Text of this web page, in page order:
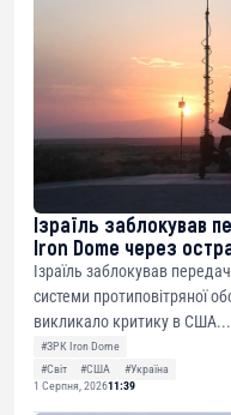
Ізраїль заблокував
Iron Dome через
Ізраїль заблокував
системи протиповітряної
викликало критику в
#ЗРК Iron Dome
#Світ
#США
#Україна
1 Серпня, 202611:39